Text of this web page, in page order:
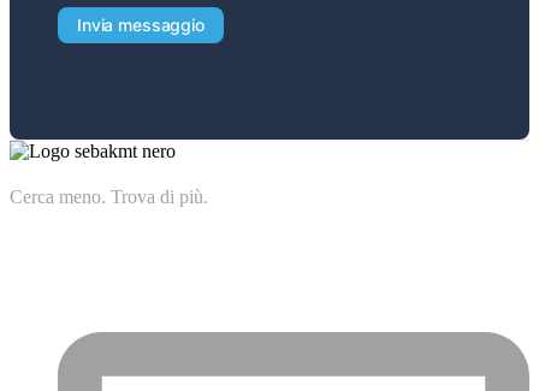
Invia messaggio
Cerca meno. Trova di più.